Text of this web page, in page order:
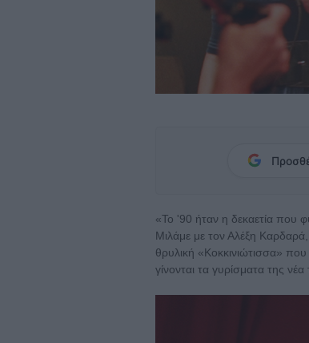
«Το '90 ήταν η δεκαετία που
Μιλάμε με τον Αλέξη
θρυλική «Κοκκινιώτισσα»
γίνονται τα γυρίσματα της